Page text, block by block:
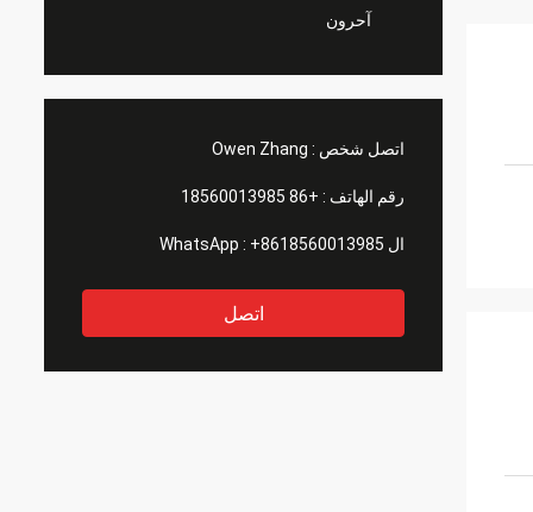
آحرون
اتصل شخص : Owen Zhang
رقم الهاتف : +86 18560013985
ال WhatsApp : +8618560013985
اتصل